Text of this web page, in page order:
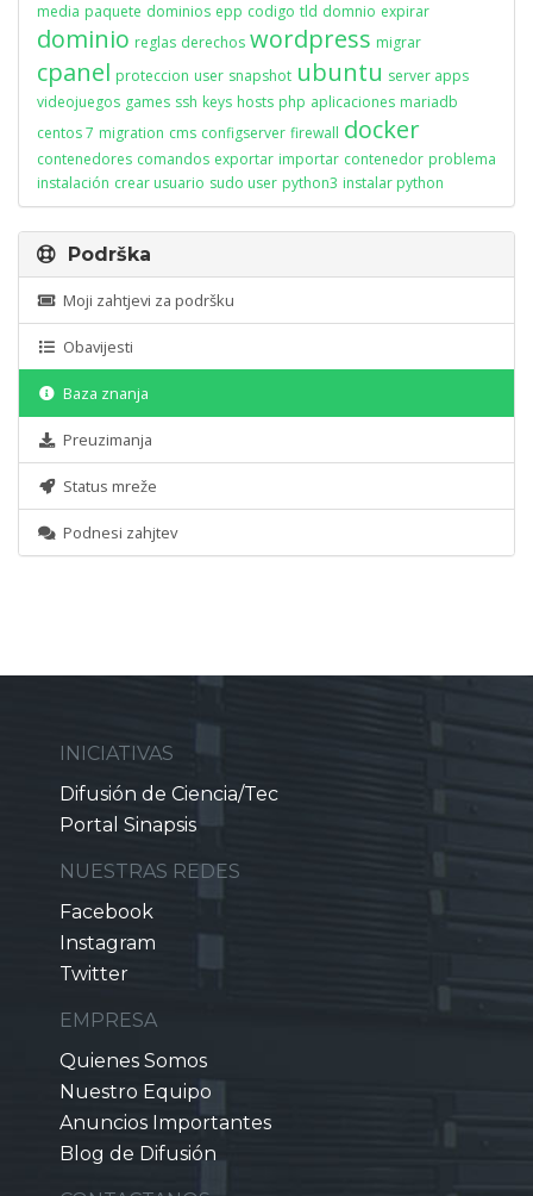
media paquete dominios epp codigo tld domnio expirar
dominio reglas derechos wordpress migrar
cpanel proteccion user snapshot ubuntu server apps
videojuegos games ssh keys hosts php aplicaciones mariadb
centos 7 migration cms configserver firewall docker
contenedores comandos exportar importar contenedor problema
instalación crear usuario sudo user python3 instalar python
Podrška
Moji zahtjevi za podršku
Obavijesti
Baza znanja
Preuzimanja
Status mreže
Podnesi zahjtev
INICIATIVAS
Difusión de Ciencia/Tec
Portal Sinapsis
NUESTRAS REDES
Facebook
Instagram
Twitter
EMPRESA
Quienes Somos
Nuestro Equipo
Anuncios Importantes
Blog de Difusión